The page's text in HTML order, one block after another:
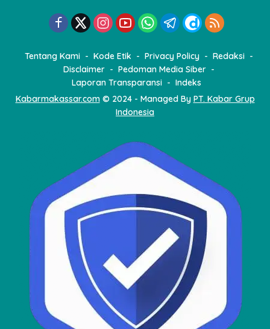
Tentang Kami Kode Etik Privacy Policy
Redaksi
Disclaimer
Pedoman Media Siber
Laporan Transparansi
Indeks
Kabarmakassar.com© 2024 - Managed By PT. Kabar Grup
Indonesia